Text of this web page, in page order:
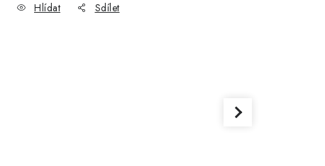
Hlídat Sdílet